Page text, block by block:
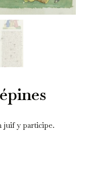
juif y participe.